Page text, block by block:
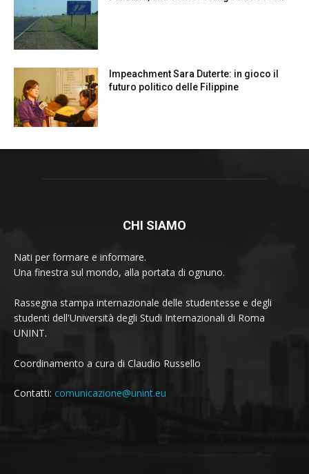
Impeachment Sara Duterte: in gioco il
futuro politico delle Filippine
CHI SIAMO
Nati per formare e informare.
Una finestra sul mondo, alla portata di ognuno.
Rassegna stampa internazionale delle studentesse e degli
studenti dell'Università degli Studi Internazionali di Roma
UNINT.
Coordinamento a cura di Claudio Russello
Contatti: comunicazione@unint.eu